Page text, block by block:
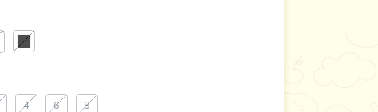
4 6 8